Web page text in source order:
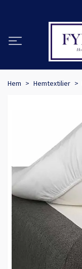
Hem Hemtextilier